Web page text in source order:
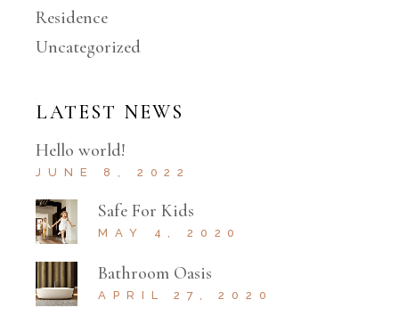
Residence
Uncategorized
LATEST NEWS
Hello world!
JUNE 8, 2022
Safe For Kids
MAY 4, 2020
Bathroom Oasis
APRIL 27, 2020